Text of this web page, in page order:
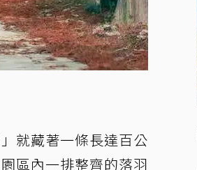
就藏著一條長達百公
區內一排整齊的落羽